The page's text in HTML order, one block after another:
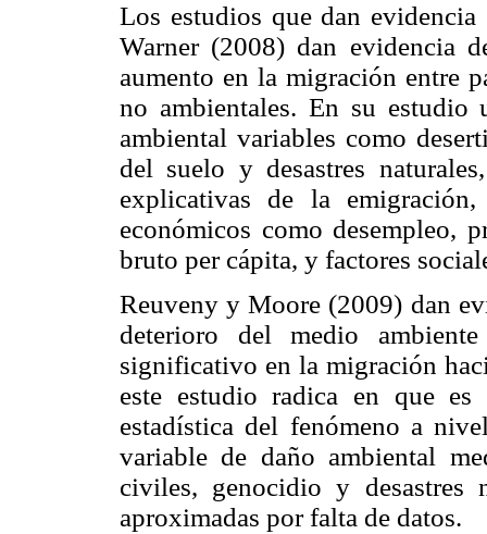
Los estudios que dan
Warner (2008) dan evidencia
aumento en la migración entre
no ambientales. En su estudio
ambiental variables como
del suelo y desastres
explicativas de la
económicos como desempleo,
bruto per cápita, y factores
Reuveny y Moore (2009) dan
deterioro del medio ambiente
significativo en la migración
este estudio radica en que
estadística del fenómeno a
variable de daño ambiental
civiles, genocidio y desastres
aproximadas por falta de datos.